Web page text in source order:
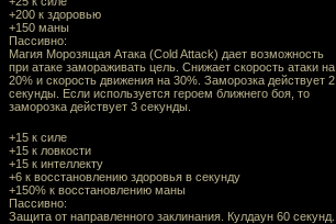
+200 к здоровью
+150 маны
Пассивно:
Магия Морозящая Атака (Cold Attack) дает возможность
при атаке замораживать цель. Снижает скорость атаки на
20% и скорость движения на 30%. Заморозка действует 2
секунды. Если используется героем ближнего боя, то
заморозка действует 3 секунды.
+15 к силе
+15 к ловкости
+15 к интеллекту
+6 к восстановлению здоровья в секунду
+150% к восстановлению маны
Пассивно:
Защита от направленного заклинания. Кулдаун 60 секунд.